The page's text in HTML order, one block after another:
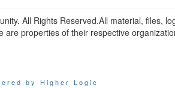
All Rights Reserved.All material, files,
are properties of their respective
by Higher Logic